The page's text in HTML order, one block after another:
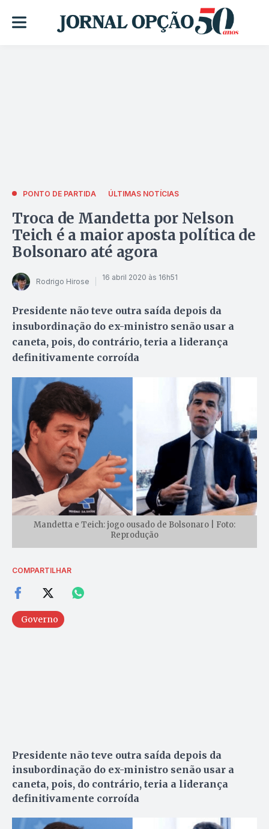
PONTO DE PARTIDA ÚLTIMAS NOTÍCIAS
Troca de Mandetta por Nelson
Teich é a maior aposta política de
Bolsonaro até agora
Rodrigo Hirose 16 abril 2020 às 16h51
Presidente não teve outra saída depois da
insubordinação do ex-ministro senão usar a
caneta, pois, do contrário, teria a liderança
definitivamente corroída
Mandetta e Teich: jogo ousado de Bolsonaro | Foto:
Reprodução
COMPARTILHAR
Governo
Presidente não teve outra saída depois da
insubordinação do ex-ministro senão usar a
caneta, pois, do contrário, teria a liderança
definitivamente corroída